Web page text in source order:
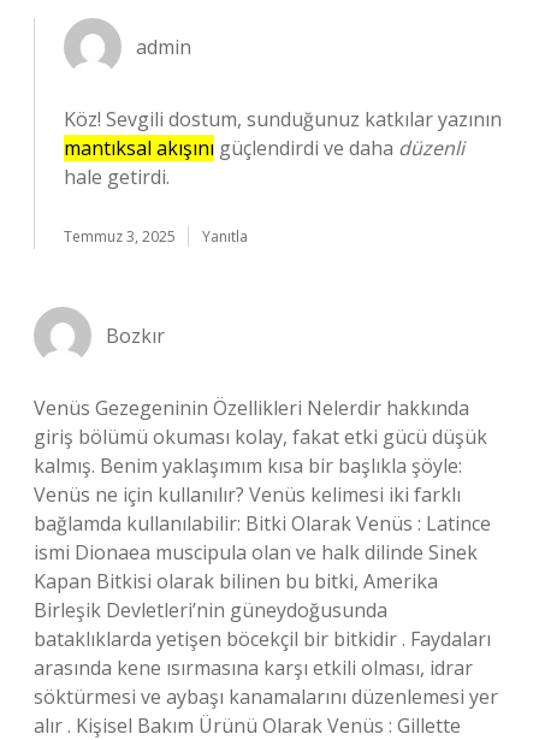
admin
Köz! Sevgili dostum, sunduğunuz katkılar yazının
mantıksal akışını güçlendirdi ve daha düzenli
hale getirdi.
Temmuz 3, 2025 Yanıtla
Bozkır
Venüs Gezegeninin Özellikleri Nelerdir hakkında
giriş bölümü okuması kolay, fakat etki gücü düşük
kalmış. Benim yaklaşımım kısa bir başlıkla şöyle:
Venüs ne için kullanılır? Venüs kelimesi iki farklı
bağlamda kullanılabilir: Bitki Olarak Venüs : Latince
ismi Dionaea muscipula olan ve halk dilinde Sinek
Kapan Bitkisi olarak bilinen bu bitki, Amerika
Birleşik Devletleri’nin güneydoğusunda
bataklıklarda yetişen böcekçil bir bitkidir . Faydaları
arasında kene ısırmasına karşı etkili olması, idrar
söktürmesi ve aybaşı kanamalarını düzenlemesi yer
alır . Kişisel Bakım Ürünü Olarak Venüs : Gillette